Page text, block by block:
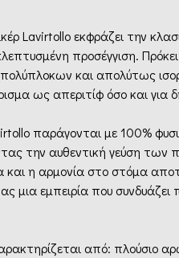
Lavirtollo εκφράζει την
προσέγγιση.
και απολύτως
ως απεριτίφ όσο και για
παράγονται με 100%
την αυθεντική γεύση
η αρμονία στο στόμα
μια εμπειρία που
από: πλούσιο